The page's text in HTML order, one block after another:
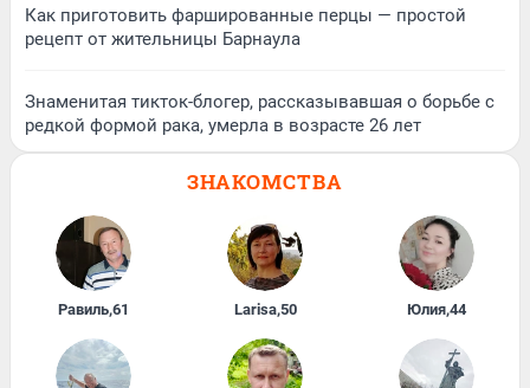
Как приготовить фаршированные перцы — простой
рецепт от жительницы Барнаула
Знаменитая тикток-блогер, рассказывавшая о борьбе с
редкой формой рака, умерла в возрасте 26 лет
ЗНАКОМСТВА
Равиль,61 Larisa,50 Юлия,44